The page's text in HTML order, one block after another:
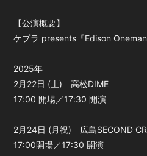
FC限定 RADIO
FC限定 Q&A
会員登録 ログイン
【公演概要】
ケプラ presents『Edison Oneman
2025年
2月22日 (土) 高松DIME
17:00 開場／17:30 開演
2月24日 (月祝) 広島SECOND
17:00開場／17:30 開演